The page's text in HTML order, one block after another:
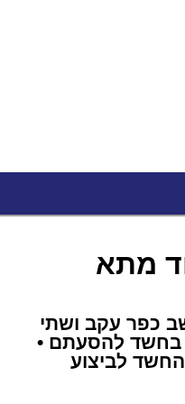
מתא
כפר עקב ושתי
בחשד להסעתם •
לביצוע